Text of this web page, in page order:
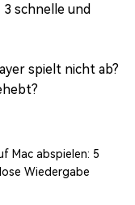
3 schnelle und
spielt nicht ab?
Mac abspielen: 5
Wiedergabe